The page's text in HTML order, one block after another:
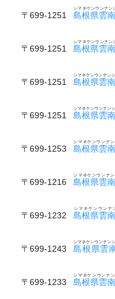
〒699-1251 島根県雲
シマネケンウンナン
〒699-1251 島根県雲
シマネケンウンナン
〒699-1251 島根県雲
シマネケンウンナン
〒699-1251 島根県雲
シマネケンウンナン
〒699-1253 島根県雲
シマネケンウンナ
〒699-1216 島根県雲
シマネケンウンナ
〒699-1232 島根県雲
シマネケンウンナ
〒699-1243 島根県雲
シマネケンウンナン
〒699-1233 島根県雲
シマネケンウンナ